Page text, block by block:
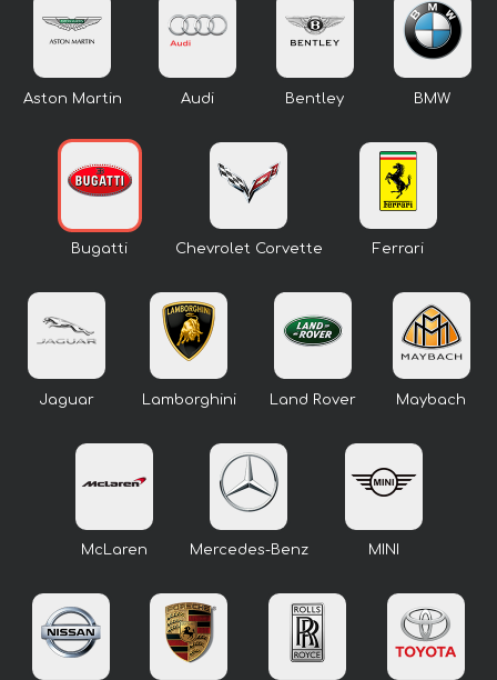
Aston Martin Audi Bentley BMW
Bugatti Chevrolet Corvette Ferrari
Jaguar Lamborghini Land Rover Maybach
McLaren Mercedes-Benz MINI